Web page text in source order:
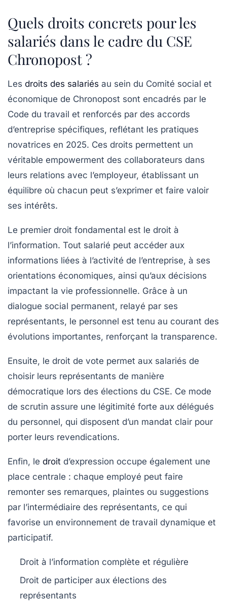
Quels droits concrets pour les
salariés dans le cadre du CSE
Chronopost ?
Les droits des salariés au sein du Comité social et
économique de Chronopost sont encadrés par le
Code du travail et renforcés par des accords
d’entreprise spécifiques, reflétant les pratiques
novatrices en 2025. Ces droits permettent un
véritable empowerment des collaborateurs dans
leurs relations avec l’employeur, établissant un
équilibre où chacun peut s’exprimer et faire valoir
ses intérêts.
Le premier droit fondamental est le droit à
l’information. Tout salarié peut accéder aux
informations liées à l’activité de l’entreprise, à ses
orientations économiques, ainsi qu’aux décisions
impactant la vie professionnelle. Grâce à un
dialogue social permanent, relayé par ses
représentants, le personnel est tenu au courant des
évolutions importantes, renforçant la transparence.
Ensuite, le droit de vote permet aux salariés de
choisir leurs représentants de manière
démocratique lors des élections du CSE. Ce mode
de scrutin assure une légitimité forte aux délégués
du personnel, qui disposent d’un mandat clair pour
porter leurs revendications.
Enfin, le droit d’expression occupe également une
place centrale : chaque employé peut faire
remonter ses remarques, plaintes ou suggestions
par l’intermédiaire des représentants, ce qui
favorise un environnement de travail dynamique et
participatif.
Droit à l’information complète et régulière
Droit de participer aux élections des
représentants